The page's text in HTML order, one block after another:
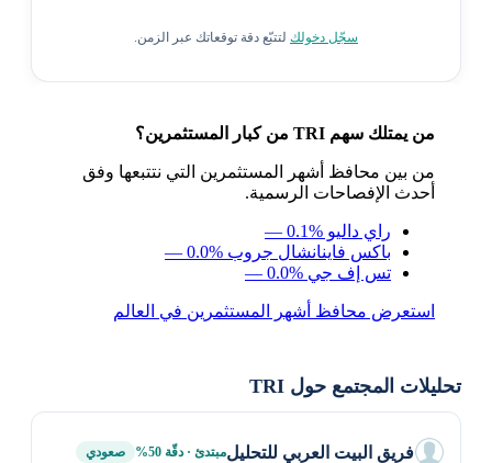
سجّل دخولكلتتبّع دقة توقعاتك عبر الزمن.
من يمتلك سهم TRI من كبار المستثمرين؟
من بين محافظ أشهر المستثمرين التي نتتبعها وفق
أحدث الإفصاحات الرسمية.
راي داليو — 0.1%
باكس فاينانشال جروب — 0.0%
تس إف جي — 0.0%
استعرض محافظ أشهر المستثمرين في العالم
تحليلات المجتمع حول TRI
فريق البيت العربي للتحليل مبتدئ · دقّة 50% صعودي